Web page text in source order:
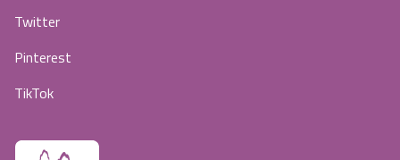
Twitter
Pinterest
TikTok